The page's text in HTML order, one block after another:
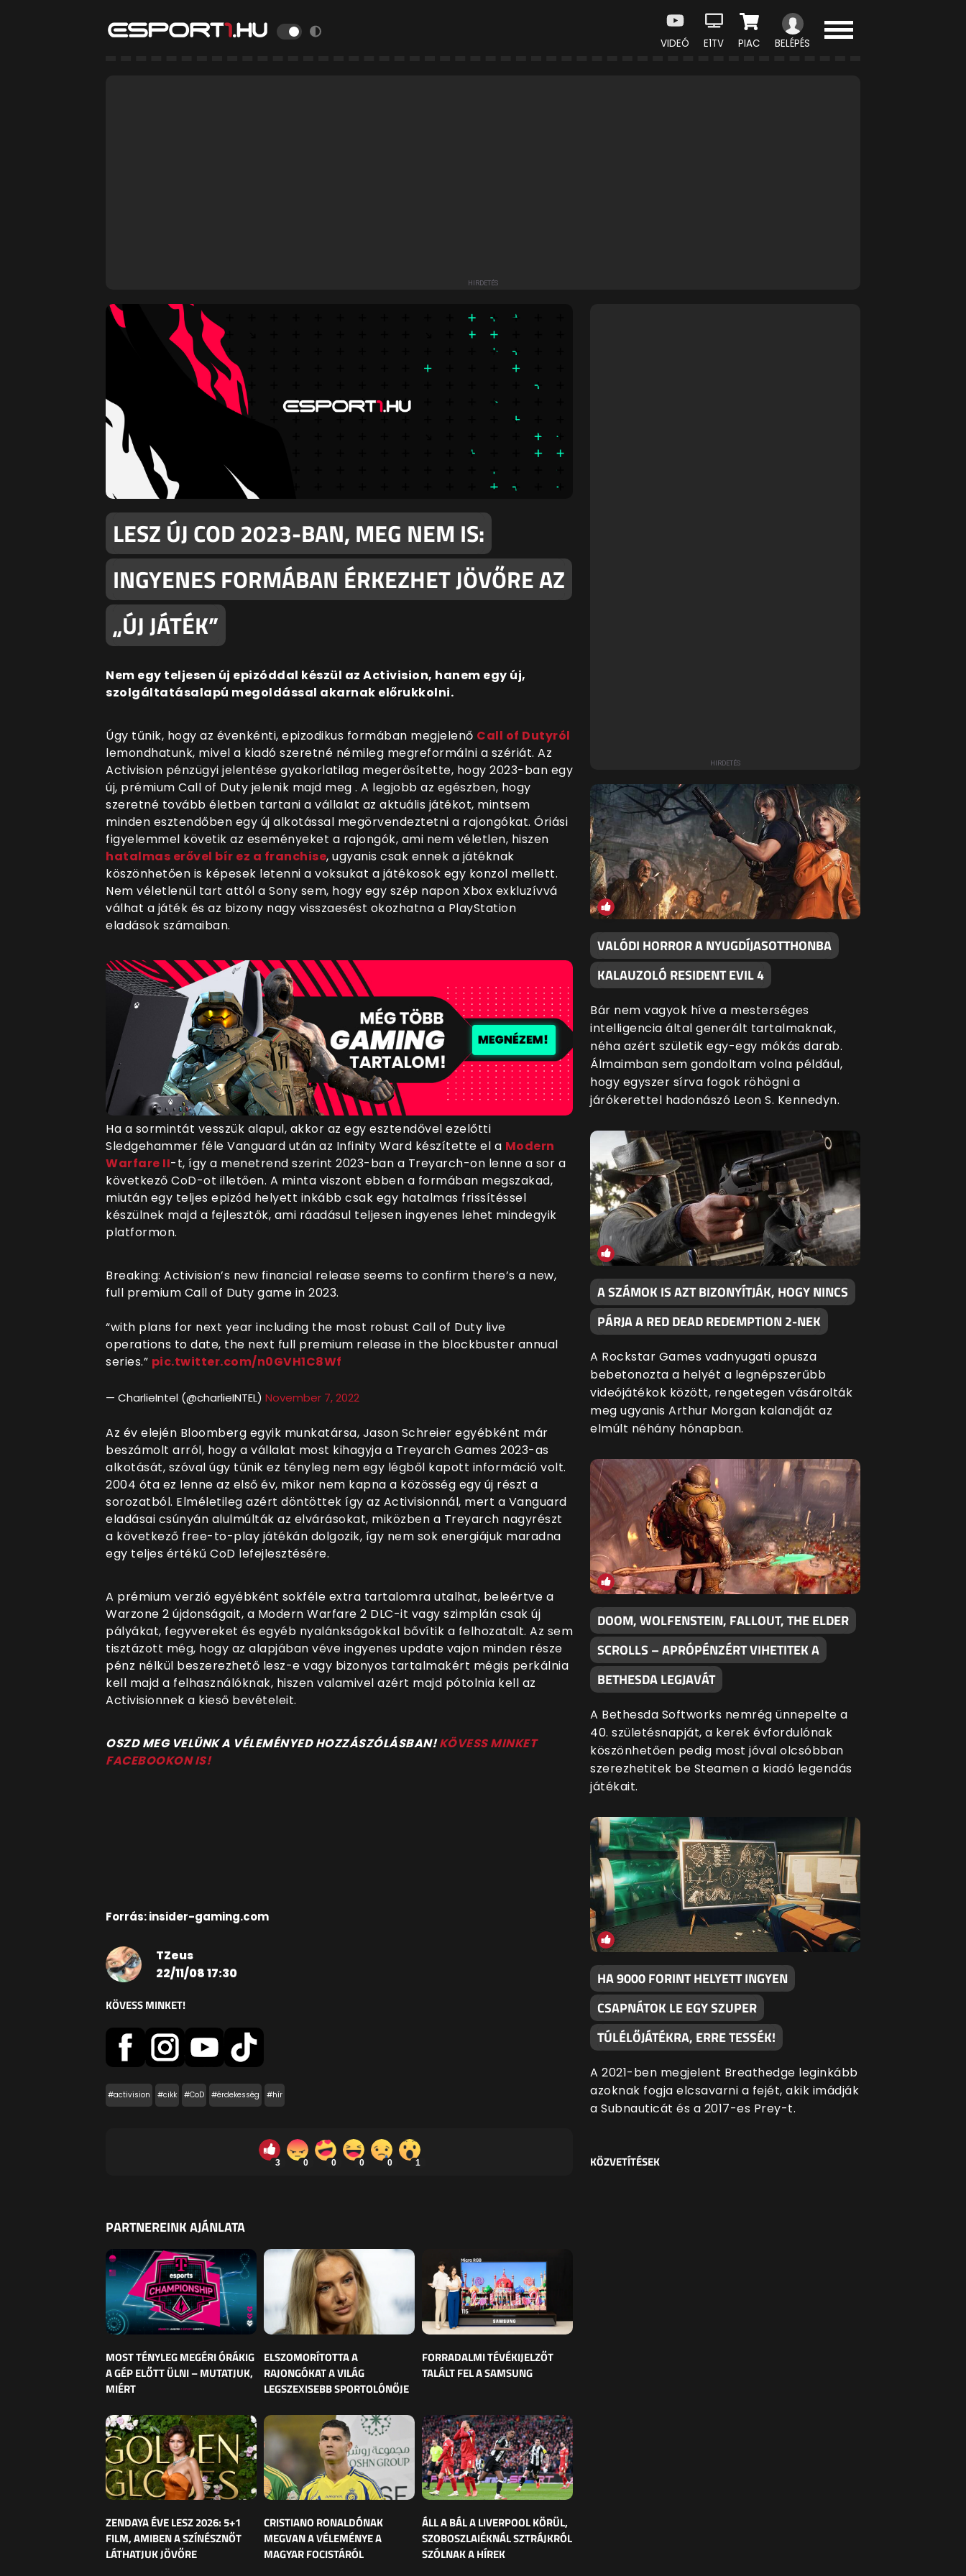
VIDEÓ E1TV PIAC BELÉPÉS
LESZ ÚJ COD 2023-BAN, MEG NEM IS:
INGYENES FORMÁBAN ÉRKEZHET JÖVŐRE AZ
„ÚJ JÁTÉK”
Nem egy teljesen új epizóddal készül az Activision, hanem egy új,
szolgáltatásalapú megoldással akarnak előrukkolni.
Úgy tűnik, hogy az évenkénti, epizodikus formában megjelenő Call of Dutyról
lemondhatunk, mivel a kiadó szeretné némileg megreformálni a szériát. Az
Activision pénzügyi jelentése gyakorlatilag megerősítette, hogy 2023-ban egy
új, prémium Call of Duty jelenik majd meg . A legjobb az egészben, hogy
szeretné tovább életben tartani a vállalat az aktuális játékot, mintsem
minden esztendőben egy új alkotással megörvendeztetni a rajongókat. Óriási
figyelemmel követik az eseményeket a rajongók, ami nem véletlen, hiszen
hatalmas erővel bír ez a franchise, ugyanis csak ennek a játéknak
köszönhetően is képesek letenni a voksukat a játékosok egy konzol mellett.
Nem véletlenül tart attól a Sony sem, hogy egy szép napon Xbox exkluzívvá
válhat a játék és az bizony nagy visszaesést okozhatna a PlayStation
eladások számaiban.
Ha a sormintát vesszük alapul, akkor az egy esztendővel ezelőtti
Sledgehammer féle Vanguard után az Infinity Ward készítette el a Modern
Warfare II-t, így a menetrend szerint 2023-ban a Treyarch-on lenne a sor a
következő CoD-ot illetően. A minta viszont ebben a formában megszakad,
miután egy teljes epizód helyett inkább csak egy hatalmas frissítéssel
készülnek majd a fejlesztők, ami ráadásul teljesen ingyenes lehet mindegyik
platformon.
Breaking: Activision’s new financial release seems to confirm there’s a new,
full premium Call of Duty game in 2023.
“with plans for next year including the most robust Call of Duty live
operations to date, the next full premium release in the blockbuster annual
series.” pic.twitter.com/n0GVH1C8Wf
— CharlieIntel (@charlieINTEL) November 7, 2022
Az év elején Bloomberg egyik munkatársa, Jason Schreier egyébként már
beszámolt arról, hogy a vállalat most kihagyja a Treyarch Games 2023-as
alkotását, szóval úgy tűnik ez tényleg nem egy légből kapott információ volt.
2004 óta ez lenne az első év, mikor nem kapna a közösség egy új részt a
sorozatból. Elméletileg azért döntöttek így az Activisionnál, mert a Vanguard
eladásai csúnyán alulmúlták az elvárásokat, miközben a Treyarch nagyrészt
a következő free-to-play játékán dolgozik, így nem sok energiájuk maradna
egy teljes értékű CoD lefejlesztésére.
A prémium verzió egyébként sokféle extra tartalomra utalhat, beleértve a
Warzone 2 újdonságait, a Modern Warfare 2 DLC-it vagy szimplán csak új
pályákat, fegyvereket és egyéb nyalánkságokkal bővítik a felhozatalt. Az sem
tisztázott még, hogy az alapjában véve ingyenes update vajon minden része
pénz nélkül beszerezhető lesz-e vagy bizonyos tartalmakért mégis perkálnia
kell majd a felhasználóknak, hiszen valamivel azért majd pótolnia kell az
Activisionnek a kieső bevételeit.
OSZD MEG VELÜNK A VÉLEMÉNYED HOZZÁSZÓLÁSBAN!KÖVESS MINKET
FACEBOOKON IS!
Forrás: insider-gaming.com
TZeus
22/11/08 17:30
KÖVESS MINKET!
#activision #cikk #CoD #érdekesség #hír
3 0 0 0 0 1
PARTNEREINK AJÁNLATA
MOST TÉNYLEG MEGÉRI ÓRÁKIG
A GÉP ELŐTT ÜLNI – MUTATJUK,
MIÉRT
ELSZOMORÍTOTTA A
RAJONGÓKAT A VILÁG
LEGSZEXISEBB SPORTOLÓNŐJE
FORRADALMI TÉVÉKIJELZŐT
TALÁLT FEL A SAMSUNG
ZENDAYA ÉVE LESZ 2026: 5+1
FILM, AMIBEN A SZÍNÉSZNŐT
LÁTHATJUK JÖVŐRE
CRISTIANO RONALDÓNAK
MEGVAN A VÉLEMÉNYE A
MAGYAR FOCISTÁRÓL
ÁLL A BÁL A LIVERPOOL KÖRÜL,
SZOBOSZLAIÉKNÁL SZTRÁJKRÓL
SZÓLNAK A HÍREK
VALÓDI HORROR A NYUGDÍJASOTTHONBA
KALAUZOLÓ RESIDENT EVIL 4
Bár nem vagyok híve a mesterséges
intelligencia által generált tartalmaknak,
néha azért születik egy-egy mókás darab.
Álmaimban sem gondoltam volna például,
hogy egyszer sírva fogok röhögni a
járókerettel hadonászó Leon S. Kennedyn.
A SZÁMOK IS AZT BIZONYÍTJÁK, HOGY NINCS
PÁRJA A RED DEAD REDEMPTION 2-NEK
A Rockstar Games vadnyugati opusza
bebetonozta a helyét a legnépszerűbb
videójátékok között, rengetegen vásárolták
meg ugyanis Arthur Morgan kalandját az
elmúlt néhány hónapban.
DOOM, WOLFENSTEIN, FALLOUT, THE ELDER
SCROLLS – APRÓPÉNZÉRT VIHETITEK A
BETHESDA LEGJAVÁT
A Bethesda Softworks nemrég ünnepelte a
40. születésnapját, a kerek évfordulónak
köszönhetően pedig most jóval olcsóbban
szerezhetitek be Steamen a kiadó legendás
játékait.
HA 9000 FORINT HELYETT INGYEN
CSAPNÁTOK LE EGY SZUPER
TÚLÉLŐJÁTÉKRA, ERRE TESSÉK!
A 2021-ben megjelent Breathedge leginkább
azoknak fogja elcsavarni a fejét, akik imádják
a Subnauticát és a 2017-es Prey-t.
KÖZVETÍTÉSEK